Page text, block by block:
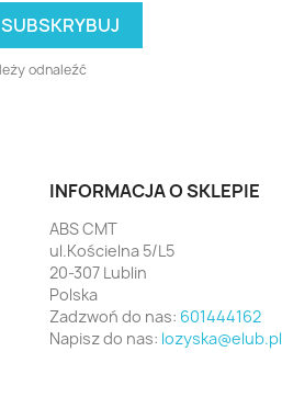
odnaleźć
INFORMACJA O SKLEPIE
ABS CMT
ul.Kościelna 5/L5
20-307 Lublin
Polska
Zadzwoń do nas: 601444162
Napisz do nas: lozyska@elub.pl